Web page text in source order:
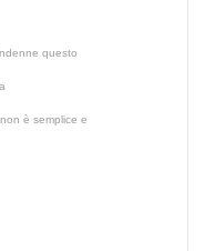
questo
è semplice e